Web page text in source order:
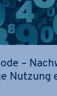
–
Nutzung